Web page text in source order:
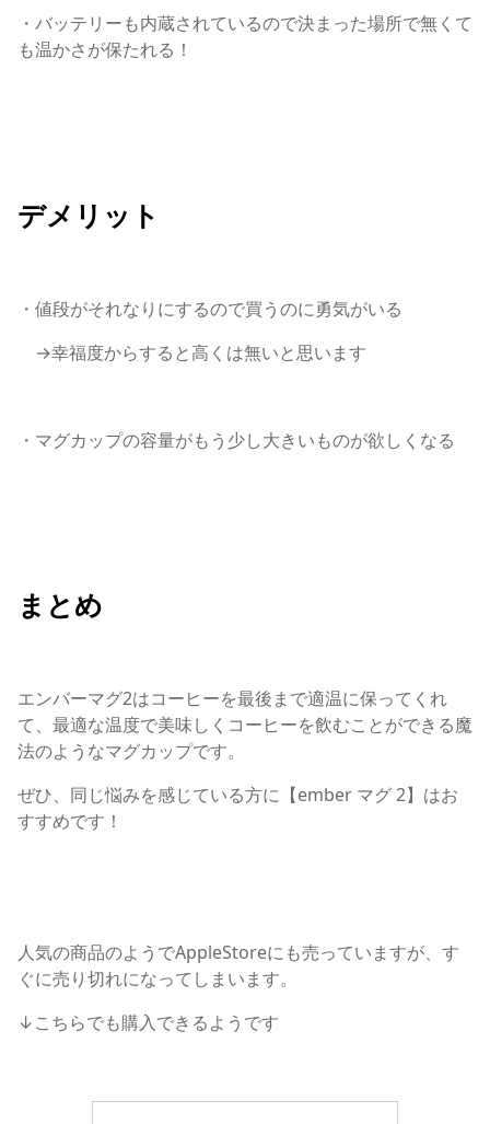
・バッテリーも内蔵されているので決まった場所で無くて
も温かさが保たれる！
デメリット
・値段がそれなりにするので買うのに勇気がいる
→幸福度からすると高くは無いと思います
・マグカップの容量がもう少し大きいものが欲しくなる
まとめ
エンバーマグ2はコーヒーを最後まで適温に保ってくれ
て、最適な温度で美味しくコーヒーを飲むことができる魔
法のようなマグカップです。
ぜひ、同じ悩みを感じている方に【ember マグ 2】はお
すすめです！
人気の商品のようでAppleStoreにも売っていますが、す
ぐに売り切れになってしまいます。
↓こちらでも購入できるようです